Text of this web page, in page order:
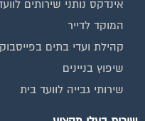
קהילת ועדי בתים בפייסבוק
שיפוץ בניינים
שירותי גבייה לוועד בית
שירות בעלי מקצוע